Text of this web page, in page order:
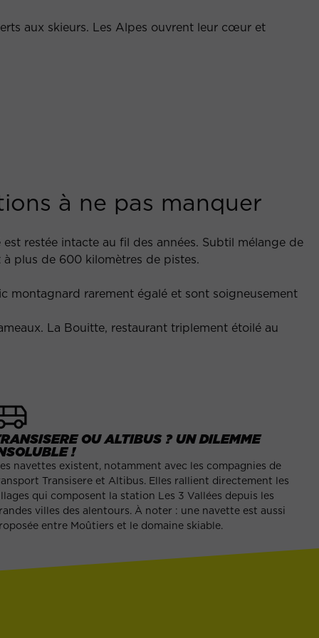
aux skieurs. Les Alpes ouvrent leur cœur et
à ne pas manquer
restée intacte au fil des années. Subtil mélange de
plus de 600 kilomètres de pistes.
montagnard rarement égalé et sont soigneusement
La Bouitte, restaurant triplement étoilé au
OU ALTIBUS ? UN DILEMME
!
navettes existent, notamment avec les compagnies de
Transisere et Altibus. Elles rallient directement les
qui composent la station Les 3 Vallées depuis les
villes des alentours. À noter : une navette est aussi
entre Moûtiers et le domaine skiable.